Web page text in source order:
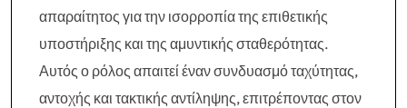
απαραίτητος για την ισορροπία της επιθετικής
υποστήριξης και της αμυντικής σταθερότητας.
Αυτός ο ρόλος απαιτεί έναν συνδυασμό ταχύτητας,
αντοχής και τακτικής αντίληψης, επιτρέποντας στον